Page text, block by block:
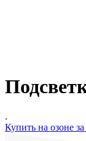
.
Купить на озоне